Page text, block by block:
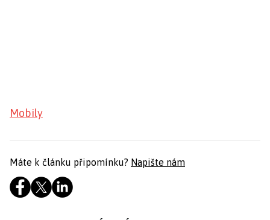
Mobily
Máte k článku připomínku? Napište nám